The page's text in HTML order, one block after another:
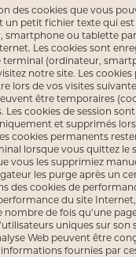
des cookies que vous
un petit fichier texte qui
smartphone ou tablette
Les cookies sont
terminal (ordinateur,
notre site. Les
lors de vos visites
être temporaires
Les cookies de session
et supprimés
cookies permanents
lorsque vous quittez le
vous les supprimiez
les purge après un
des cookies de
du site
nombre de fois qu’une
uniques sur son
Web peuvent être
informations fournies par